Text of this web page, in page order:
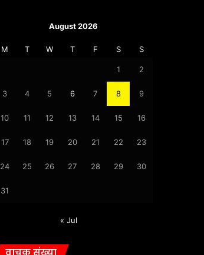
August 2026
M T W T F S S
1 2
3 4 5 6 7 8 9
10 11 12 13 14 15 16
17 18 19 20 21 22 23
24 25 26 27 28 29 30
31
« Jul
वाचक संख्या